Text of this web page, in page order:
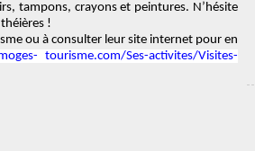
tampons, crayons et peintures. N’hésite
!
sme ou à consulter leur site internet pour en
tourisme.com/Ses-activites/Visites-